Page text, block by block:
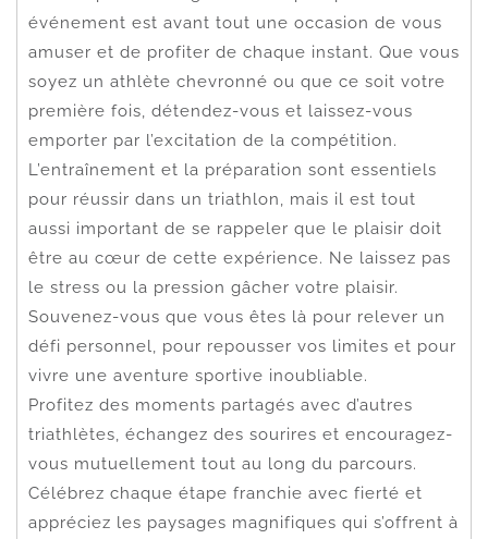
événement est avant tout une occasion de vous
amuser et de profiter de chaque instant. Que vous
soyez un athlète chevronné ou que ce soit votre
première fois, détendez-vous et laissez-vous
emporter par l’excitation de la compétition.
L’entraînement et la préparation sont essentiels
pour réussir dans un triathlon, mais il est tout
aussi important de se rappeler que le plaisir doit
être au cœur de cette expérience. Ne laissez pas
le stress ou la pression gâcher votre plaisir.
Souvenez-vous que vous êtes là pour relever un
défi personnel, pour repousser vos limites et pour
vivre une aventure sportive inoubliable.
Profitez des moments partagés avec d’autres
triathlètes, échangez des sourires et encouragez-
vous mutuellement tout au long du parcours.
Célébrez chaque étape franchie avec fierté et
appréciez les paysages magnifiques qui s’offrent à